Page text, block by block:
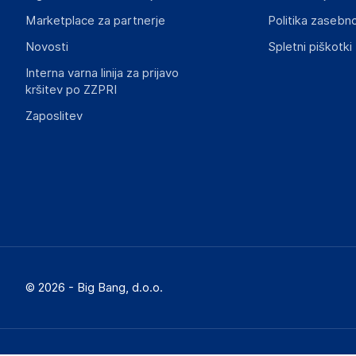
Marketplace za partnerje
Novosti
Interna varna linija za prijavo
kršitev po ZZPRI
Zaposlitev
Politika
Spletni piškotki
© 2026 - Big Bang, d.o.o.